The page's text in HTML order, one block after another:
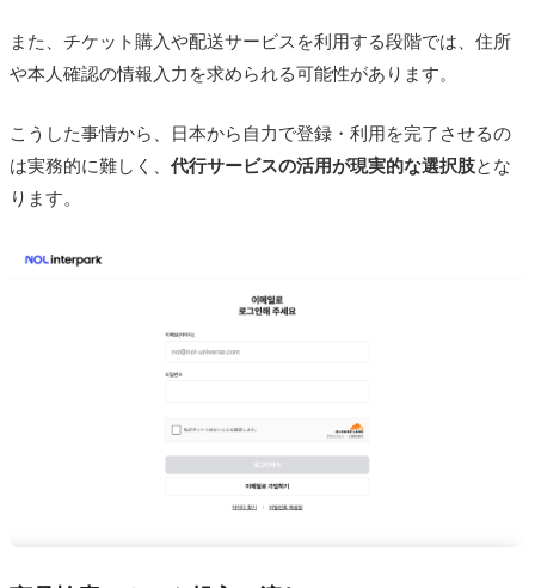
また、チケット購入や配送サービスを利用する段階では、住所
や本人確認の情報入力を求められる可能性があります。
こうした事情から、日本から自力で登録・利用を完了させるの
は実務的に難しく、 代行サービスの活用が現実的な選択肢とな
ります。